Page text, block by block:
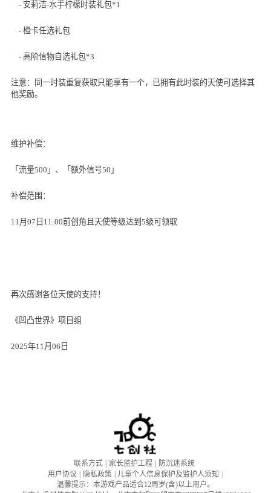
- 安莉洁-水手柠檬时装礼包*1
- 橙卡任选礼包
- 高阶信物自选礼包*3
注意：同一时装重复获取只能享有一个，已拥有此时装的天使可选择其
他奖励。
维护补偿：
「流量500 」、「额外信号50 」
补偿范围：
11月 07 日 11:00前创角且天使等级达到 5级可领取
再次感谢各位天使的支持！
《凹凸世界》项目组
2025年11月 06 日
联系方式 家长监护工程
防沉迷系统
用户协议
隐私政策 儿童个人信息保护及监护人须知
温馨提示：本游戏产品适合12周岁(含)以上用户。